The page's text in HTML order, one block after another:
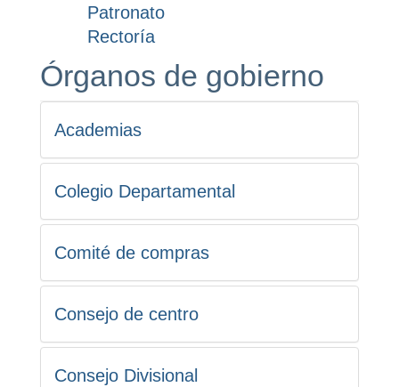
Órganos de gobierno
Academias
Colegio Departamental
Comité de compras
Consejo de centro
Consejo Divisional
Patronato
Rectoría